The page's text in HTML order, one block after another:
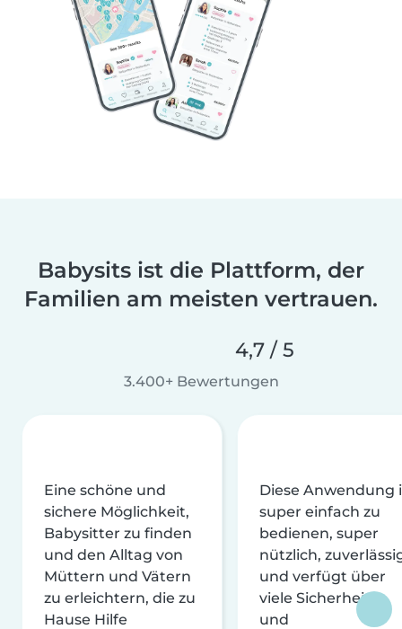
Babysits ist die Plattform, der
Familien am meisten vertrauen.
4,7 / 5
3.400+ Bewertungen
Eine schöne und
sichere Möglichkeit,
Babysitter zu finden
und den Alltag von
Müttern und Vätern
zu erleichtern, die zu
Hause Hilfe
Diese Anwendung
super einfach zu
bedienen, super
nützlich,
und verfügt über
viele Sicherheits-
und